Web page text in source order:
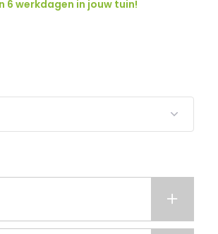
6 werkdagen in jouw tuin!